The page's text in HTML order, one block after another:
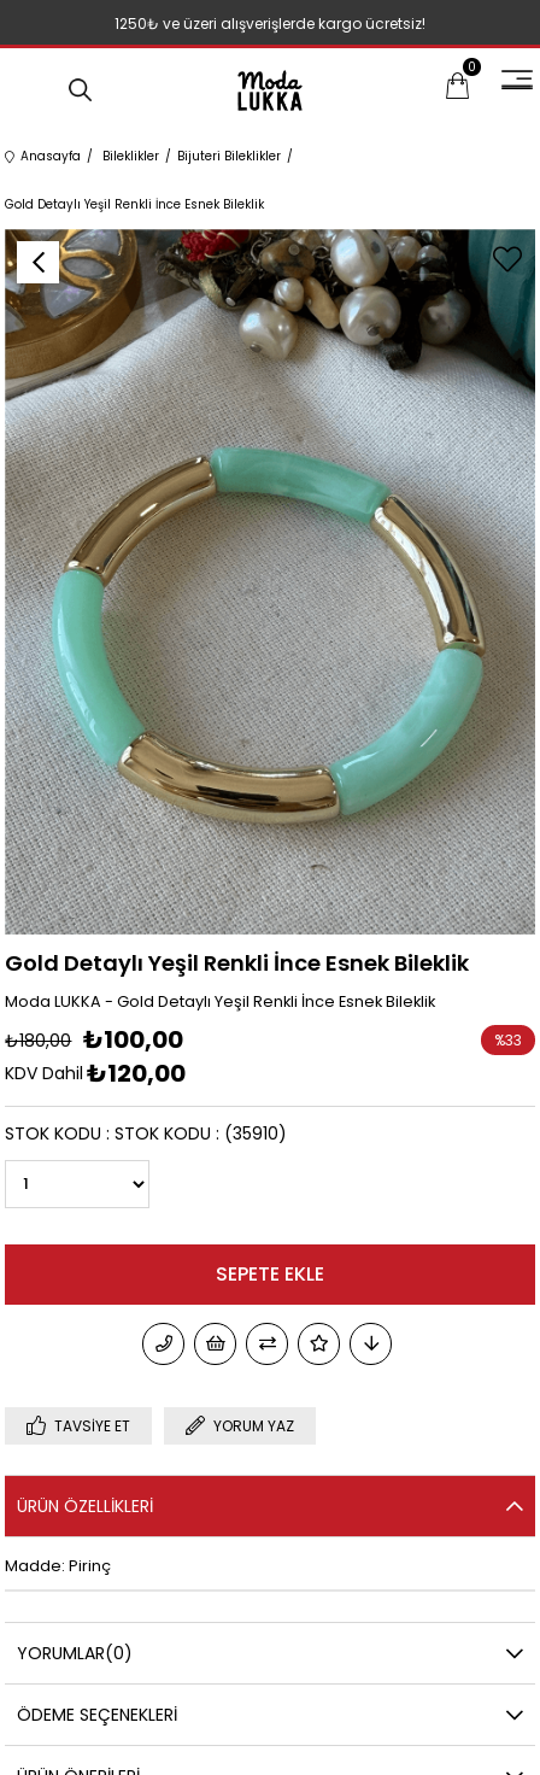
1250₺ ve üzeri alışverişlerde kargo ücretsiz!
0
Anasayfa Bileklikler Bijuteri Bileklikler
Gold Detaylı Yeşil Renkli İnce Esnek Bileklik
Gold Detaylı Yeşil Renkli İnce Esnek Bileklik
Moda LUKKA - Gold Detaylı Yeşil Renkli İnce Esnek Bileklik
₺180,00 ₺100,00
KDV Dahil ₺120,00
%33
(35910)
STOK KODU STOK KODU
TAVSIYE ET YORUM YAZ
ÜRÜN ÖZELLIKLERI
Madde: Pirinç
YORUMLAR(0)
ÖDEME SEÇENEKLERI